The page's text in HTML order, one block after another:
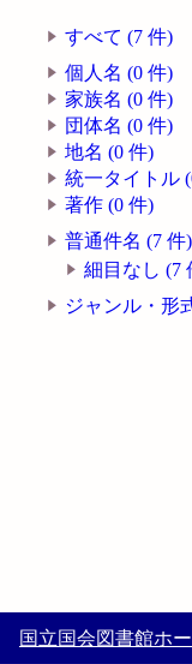
すべて (7 件)
個人名 (0 件)
家族名 (0 件)
団体名 (0 件)
地名 (0 件)
統一タイトル
著作 (0 件)
普通件名 (7 件)
細目なし (7
ジャンル・形
国立国会図書館ホ